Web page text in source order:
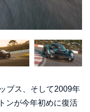
ブス、そして2009年
ンが今年初めに復活